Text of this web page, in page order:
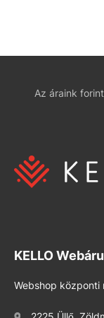
Az áraink
KELLO
Webshop központi